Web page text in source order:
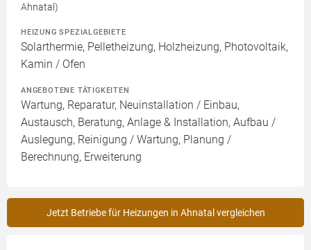
Ahnatal)
HEIZUNG SPEZIALGEBIETE
Solarthermie, Pelletheizung, Holzheizung, Photovoltaik,
Kamin / Ofen
ANGEBOTENE TÄTIGKEITEN
Wartung, Reparatur, Neuinstallation / Einbau,
Austausch, Beratung, Anlage & Installation, Aufbau /
Auslegung, Reinigung / Wartung, Planung /
Berechnung, Erweiterung
Jetzt Betriebe für Heizungen in Ahnatal vergleichen